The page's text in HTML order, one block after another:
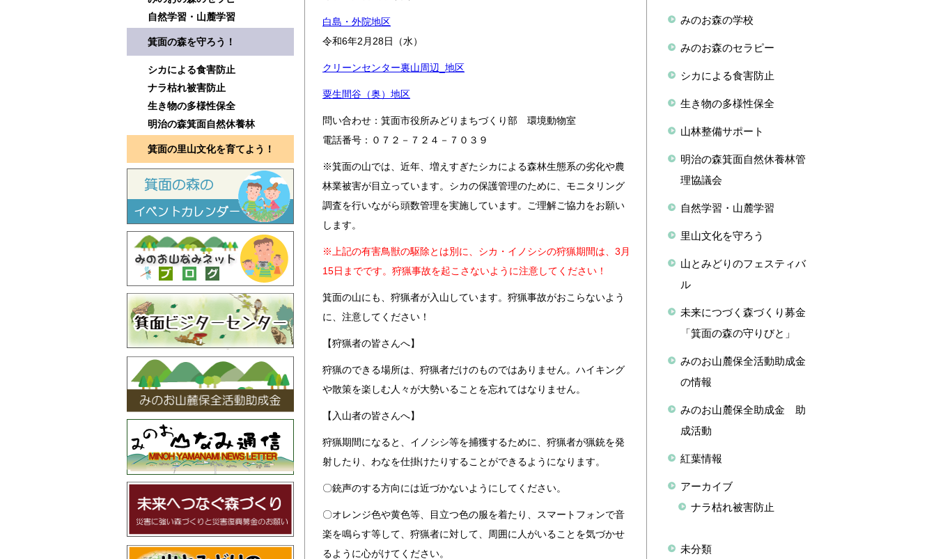
自然学習・山麓学習
箕面の森を守ろう！
シカによる食害防止
ナラ枯れ被害防止
生き物の多様性保全
明治の森箕面自然休養林
箕面の里山文化を育てよう！
白島・外院地区
令和6年2月28日（水）
クリーンセンター裏山周辺_地区
粟生間谷（奥）地区
問い合わせ：箕面市役所みどりまちづくり部 環境動物室
電話番号：０７２－７２４－７０３９
※箕面の山では、近年、増えすぎたシカによる森林生態系の劣化や農
林業被害が目立っています。シカの保護管理のために、モニタリング
調査を行いながら頭数管理を実施しています。ご理解ご協力をお願い
します。
※上記の有害鳥獣の駆除とは別に、シカ・イノシシの狩猟期間は、3月
15日までです。狩猟事故を起こさないように注意してください！
箕面の山にも、狩猟者が入山しています。狩猟事故がおこらないよう
に、注意してください！
【狩猟者の皆さんへ】
狩猟のできる場所は、狩猟者だけのものではありません。ハイキング
や散策を楽しむ人々が大勢いることを忘れてはなりません。
【入山者の皆さんへ】
狩猟期間になると、イノシシ等を捕獲するために、狩猟者が猟銃を発
射したり、わなを仕掛けたりすることができるようになります。
〇銃声のする方向には近づかないようにしてください。
〇オレンジ色や黄色等、目立つ色の服を着たり、スマートフォンで音
楽を鳴らす等して、狩猟者に対して、周囲に人がいることを気づかせ
るように心がけてください。
みのお森の学校
みのお森のセラピー
シカによる食害防止
生き物の多様性保全
山林整備サポート
明治の森箕面自然休養林管
理協議会
自然学習・山麓学習
里山文化を守ろう
山とみどりのフェスティバ
ル
未来につづく森づくり募金
「箕面の森の守りびと」
みのお山麓保全活動助成金
の情報
みのお山麓保全助成金 助
成活動
紅葉情報
アーカイブ
ナラ枯れ被害防止
未分類